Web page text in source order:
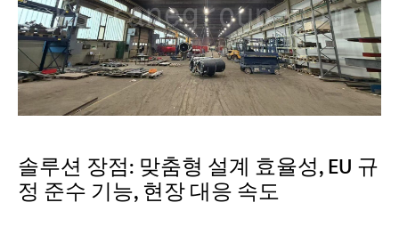
솔루션 장점: 맞춤형 설계 효율성, EU 규
정 준수 기능, 현장 대응 속도